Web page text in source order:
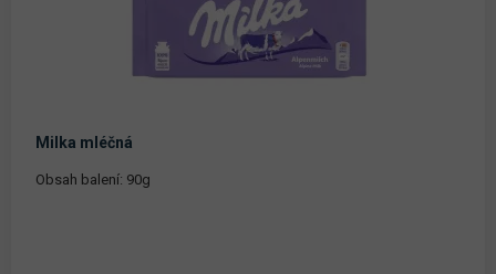
Milka mléčná
Obsah balení: 90g